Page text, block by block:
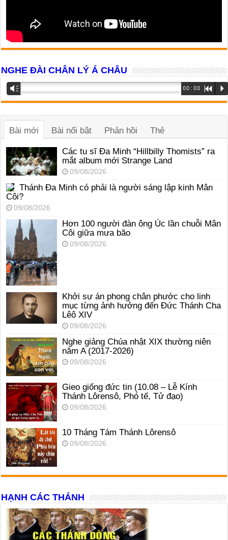
NGHE ĐÀI CHÂN LÝ Á CHÂU
Trình
phát
âm
Vm 00:00 R P
Bài mới Bài nổi bật Phản hồi Thẻ
Các tu sĩ Đa Minh “Hillbilly Thomists” ra
mắt album mới Strange Land
09/08/2026
Thánh Đa Minh có phải là người sáng lập kinh Mân
Côi?
09/08/2026
Hơn 100 người đàn ông Úc lần chuỗi Mân
Côi giữa mưa bão
09/08/2026
Khởi sự án phong chân phước cho linh
mục từng ảnh hưởng đến Đức Thánh Cha
Lêô XIV
09/08/2026
Nghe giảng Chúa nhật XIX thường niên
năm A (2017-2026)
09/08/2026
Gieo giống đức tin (10.08 – Lễ Kính
Thánh Lôrensô, Phó tế, Tử đạo)
09/08/2026
10 Tháng Tám Thánh Lôrensô
09/08/2026
HẠNH CÁC THÁNH